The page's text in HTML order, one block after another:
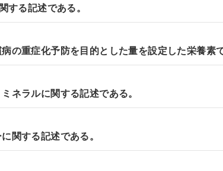
る記述である。
重症化予防を目的とした量を設定した栄養素で
ネラルに関する記述である。
関する記述である。